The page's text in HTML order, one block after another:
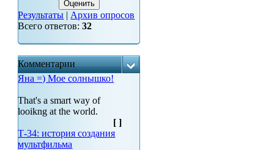
Результаты | Архив опросов
Всего ответов:32
Комментарии
Яна =) Мое солнышко!
That's a smart way of
looikng at the world.
[]
Т-34: история создания
мультфильма